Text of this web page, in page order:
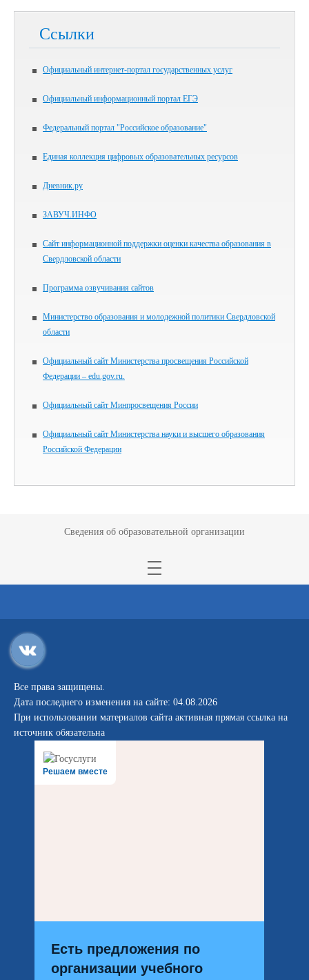
Ссылки
Официальный интернет-портал государственных услуг
Официальный информационный портал ЕГЭ
Федеральный портал "Российское образование"
Единая коллекция цифровых образовательных ресурсов
Дневник.ру
ЗАВУЧ.ИНФО
Сайт информационной поддержки оценки качества образования в
Свердловской области
Программа озвучивания сайтов
Министерство образования и молодежной политики Свердловской
области
Официальный сайт Министерства просвещения Российской
Федерации – edu.gov.ru.
Официальный сайт Минпросвещения России
Официальный сайт Министерства науки и высшего образования
Российской Федерации
Сведения об образовательной организации
Все права защищены.
Дата последнего изменения на сайте: 04.08.2026
При использовании материалов сайта активная прямая ссылка на
источник обязательна
Решаем вместе
Есть предложения по
организации учебного